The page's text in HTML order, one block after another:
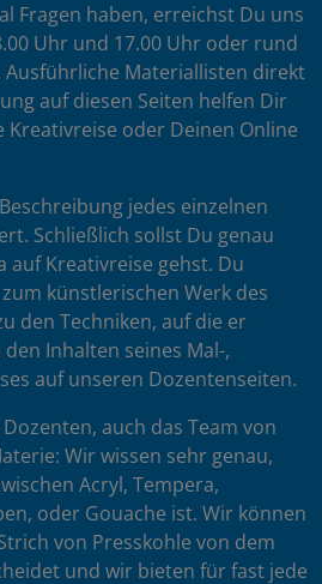
Fragen haben, erreichst Du uns
Uhr und 17.00 Uhr oder rund
Ausführliche Materiallisten direkt
auf diesen Seiten helfen Dir
Kreativreise oder Deinen Online
jedes einzelnen
Schließlich sollst Du genau
auf Kreativreise gehst. Du
künstlerischen Werk des
den Techniken, auf die er
Inhalten seines Mal-,
auf unseren Dozentenseiten.
auch das Team von
Wir wissen sehr genau,
Acryl, Tempera,
oder Gouache ist. Wir können
von Presskohle von dem
und wir bieten für fast jede